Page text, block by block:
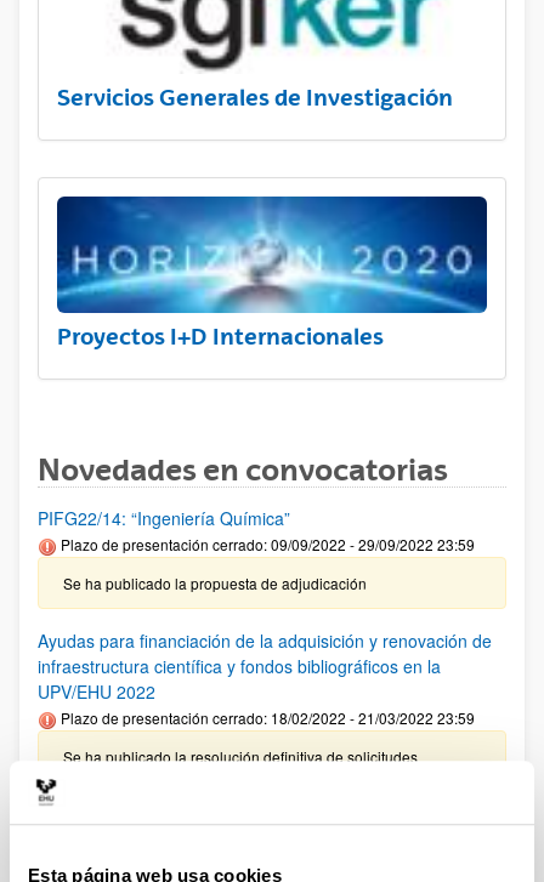
Esta página web usa cookies
Servicios Generales de Investigación
Proyectos I+D Internacionales
Novedades en convocatorias
PIFG22/14: “Ingeniería Química”
Plazo de presentación cerrado: 09/09/2022 - 29/09/2022 23:59
Se ha publicado la propuesta de adjudicación
Ayudas para financiación de la adquisición y renovación de
infraestructura científica y fondos bibliográficos en la
UPV/EHU 2022
Plazo de presentación cerrado: 18/02/2022 - 21/03/2022 23:59
Se ha publicado la resolución definitiva de solicitudes